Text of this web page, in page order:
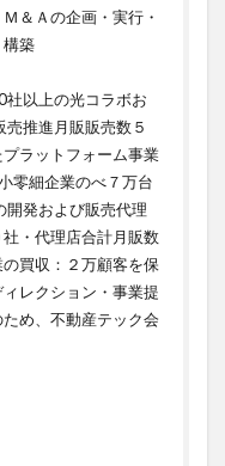
＆Ａの企画・実行・
ㅤㅤ
社以上の光コラボお
推進月販販売数５
ラットフォーム事業
零細企業のべ７万台
発および販売代理
・代理店合計月販数
買収：２万顧客を保
レクション・事業提
め、不動産テック会